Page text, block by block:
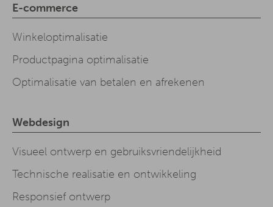
E-commerce
Winkeloptimalisatie
Productpagina optimalisatie
Optimalisatie van betalen en afrekenen
Webdesign
Visueel ontwerp en gebruiksvriendelijkheid
Technische realisatie en ontwikkeling
Responsief ontwerp